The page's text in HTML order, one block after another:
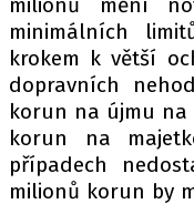
minimálních
krokem k větší
dopravních
korun na újmu na
korun na
případech
milionů korun by